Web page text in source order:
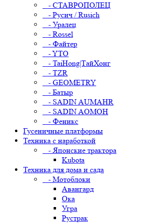
- СТАВРОПОЛЕЦ
- Русич / Rusich
- Уралец
- Rossel
- Файтер
- YTO
- TaiHong|ТайХонг
- TZR
- GEOMETRY
- Батыр
- SADIN AUMAHR
- SADIN AOMOH
- Феникс
Гусеничные платформы
Техника с наработкой
- Японские трактора
Kubota
Техника для дома и сада
- Мотоблоки
Авангард
Ока
Угра
Рустрак